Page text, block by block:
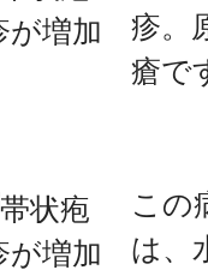
疹。
瘡で
この
は、